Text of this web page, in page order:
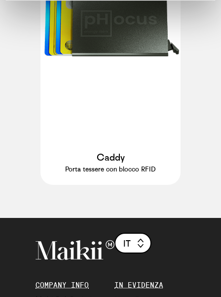
Caddy
Porta tessere con blocco RFID
COMPANY INFO
IN EVIDENZA
IT